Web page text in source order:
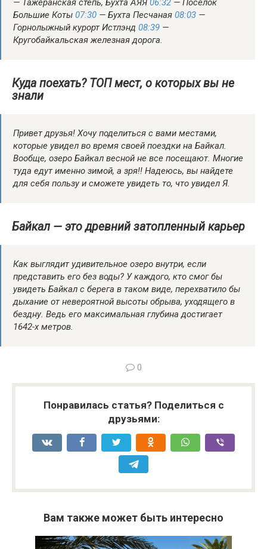
— Тажеранская степь, Бухта АЯЯ 06:32 — Поселок
Большие Коты 07:30 — Бухта Песчаная 08:03 —
Горнолыжный курорт Истлэнд 08:39 —
Кругобайкальская железная дорога.
Куда поехать? ТОП мест, о которых вы не
знали
Привет друзья! Хочу поделиться с вами местами,
которые увидел во время своей поездки на Байкал.
Вообще, озеро Байкал весной не все посещают. Многие
туда едут именно зимой, а зря!! Надеюсь, вы найдете
для себя пользу и сможете увидеть то, что увидел Я.
Байкал — это древний затопленный карьер
Как выглядит удивительное озеро внутри, если
представить его без воды? У каждого, кто смог бы
увидеть Байкал с берега в таком виде, перехватило бы
дыхание от невероятной высоты обрыва, уходящего в
бездну. Ведь его максимальная глубина достигает
1642-х метров.
0
Понравилась статья? Поделиться с
друзьями:
Вам также может быть интересно